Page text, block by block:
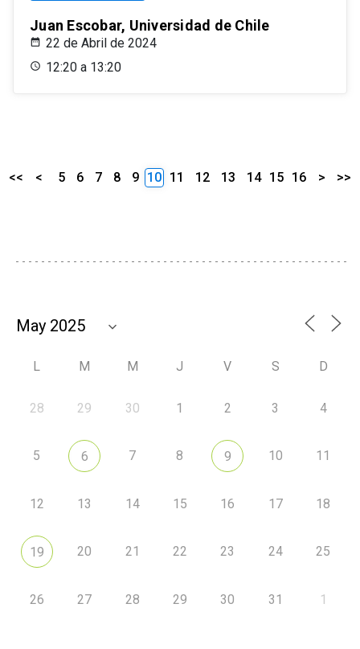
Juan Escobar, Universidad de Chile
22 de Abril de 2024
12:20 a 13:20
<< < 5 6 7 8 9 10 11 12 13 14 15 16 > >>
L M M J V S D
28 29 30 1 2 3 4
5 6 7 8 9 10 11
12 13 14 15 16 17 18
19 20 21 22 23 24 25
26 27 28 29 30 31 1